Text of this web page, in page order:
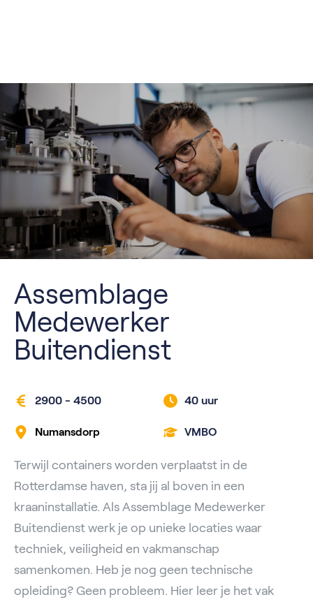
Assemblage
Medewerker
Buitendienst
2900 - 4500 40 uur
Numansdorp VMBO
Terwijl containers worden verplaatst in de
Rotterdamse haven, sta jij al boven in een
kraaninstallatie. Als Assemblage Medewerker
Buitendienst werk je op unieke locaties waar
techniek, veiligheid en vakmanschap
samenkomen. Heb je nog geen technische
opleiding? Geen probleem. Hier leer je het vak